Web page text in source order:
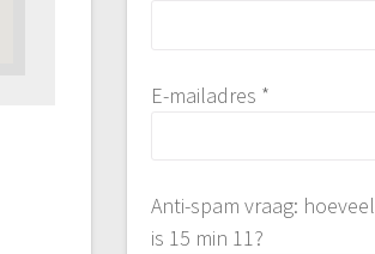
E-mailadres *
Anti-spam vraag: hoeveel
is 15 min 11?